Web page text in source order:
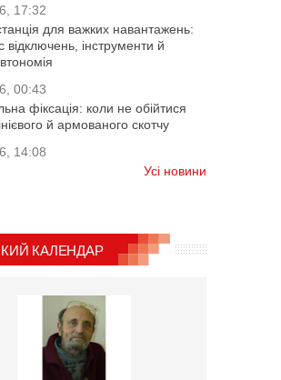
17:32
для важких навантажень:
відключень, інструменти й
00:43
фіксація: коли не обійтися
й армованого скотчу
14:08
Усі новини
КАЛЕНДАР